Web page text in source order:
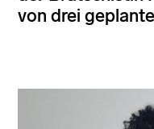
von drei